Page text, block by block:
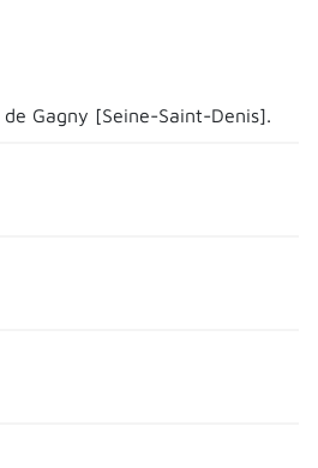
Gagny [Seine-Saint-Denis].